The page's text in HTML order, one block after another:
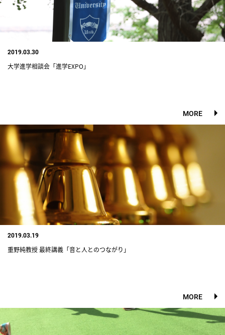
2019.03.30
大学進学相談会「進学EXPO」
MORE
2019.03.19
重野純教授 最終講義「音と人とのつながり」
MORE